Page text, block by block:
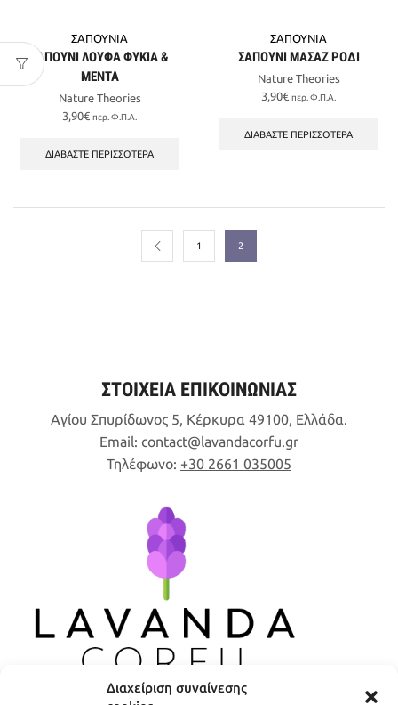
Διαχείριση συναίνεσης
ΣΑΠΟΥΝΙΑ
ΣΑΠΟΥΝΙ ΛΟΥΦΑ ΦΥΚΙΑ &
ΜΕΝΤΑ
Nature Theories
3,90€ περ. Φ.Π.Α.
ΔΙΑΒΆΣΤΕ ΠΕΡΙΣΣΌΤΕΡΑ
ΣΑΠΟΥΝΙΑ
ΣΑΠΟΥΝΙ ΜΑΣΑΖ ΡΟΔΙ
Nature Theories
3,90€ περ. Φ.Π.Α.
ΔΙΑΒΆΣΤΕ ΠΕΡΙΣΣΌΤΕΡΑ
1 2
ΣΤΟΙΧΕΙΑ ΕΠΙΚΟΙΝΩΝΙΑΣ
Αγίου Σπυρίδωνος 5, Κέρκυρα 49100, Ελλάδα.
Email: contact lavandacorfu gr
Τηλέφωνο: +30 2661 035005